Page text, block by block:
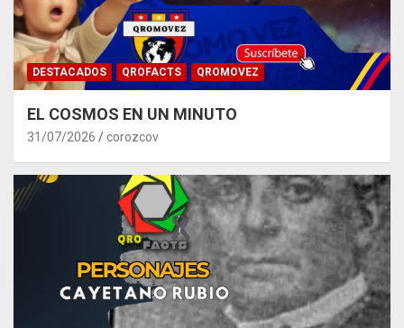
DESTACADOS QROFACTS QROMOVEZ
EL COSMOS EN UN MINUTO
31/07/2026 corozcov